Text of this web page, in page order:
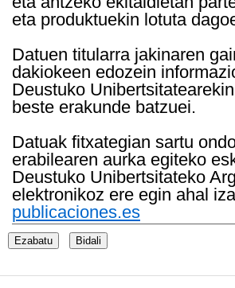
eta produktuekin lotuta
Datuen titularra jakinaren
dakiokeen edozein
Deustuko
beste erakunde batzuei.
Datuak fitxategian sartu
erabilearen aurka egiteko
Deustuko Unibertsitateko
elektronikoz ere egin ahal
publicaciones.es
Ezabatu Bidali